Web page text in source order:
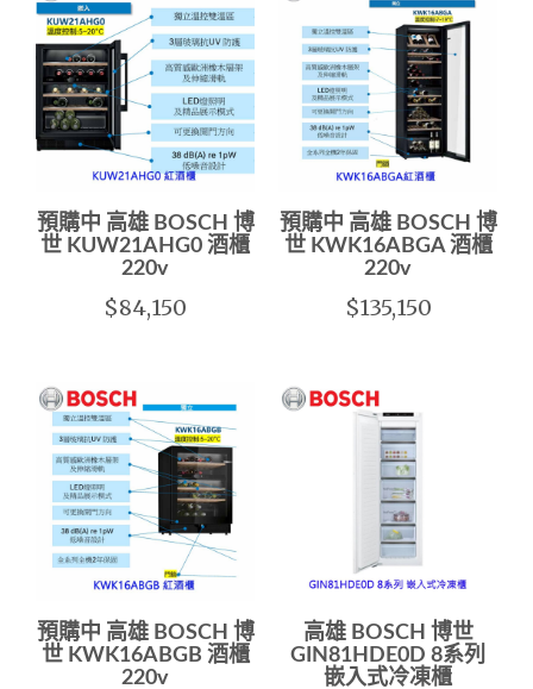
預購中 高雄 BOSCH 博
世 KUW21AHG0 酒櫃
220v
$84,150
預購中 高雄 BOSCH 博
世 KWK16ABGA 酒櫃
220v
$135,150
預購中 高雄 BOSCH 博
世 KWK16ABGB 酒櫃
220v
高雄 BOSCH 博世
GIN81HDE0D 8系列
嵌入式冷凍櫃